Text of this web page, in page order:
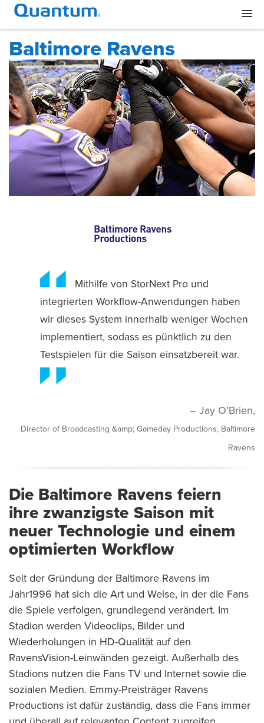
Baltimore Ravens
Mithilfe von StorNext Pro und
integrierten Workflow-Anwendungen haben
wir dieses System innerhalb weniger Wochen
implementiert, sodass es pünktlich zu den
Testspielen für die Saison einsatzbereit war.
– Jay O’Brien,
Director of Broadcasting &amp; Gameday Productions, Baltimore
Ravens
Die Baltimore Ravens feiern
ihre zwanzigste Saison mit
neuer Technologie und einem
optimierten Workflow
Seit der Gründung der Baltimore Ravens im
Jahr1996 hat sich die Art und Weise, in der die Fans
die Spiele verfolgen, grundlegend verändert. Im
Stadion werden Videoclips, Bilder und
Wiederholungen in HD-Qualität auf den
RavensVision-Leinwänden gezeigt. Außerhalb des
Stadions nutzen die Fans TV und Internet sowie die
sozialen Medien. Emmy-Preisträger Ravens
Productions ist dafür zuständig, dass die Fans immer